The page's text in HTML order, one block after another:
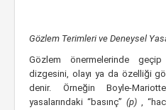
Gözlem Terimleri ve Deneysel
Gözlem önermelerinde
dizgesini, olayı ya da özelliği
denir. Örneğin Boyle-
yasalarındaki “basınç”(p),